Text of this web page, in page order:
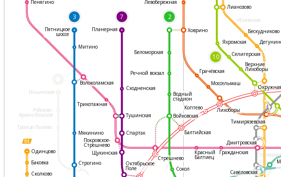
Илимская
Ильинская
Рублево-
Архангельское
Троице-Лыково
Станколит
3 7 2
10
Левобережная
Ховрино
Грачёвская
Моссельмаш
Сокол
Красный
Балтиец
Гражданская
Дмитровская
Коптево Лихоборы
Балтийская
Войковская
Водный
стадион
Сходненская
Трикотажная
Волоколамская
Тушинская
Мякинино
Строгино
Митино
Пенягино
Одинцово
Баковка
Сколково
Пятницкое
шоссе
Планерная
Спартак
Стрешнево
Щукинская
Октябрьское
Поле
Окружная
Бескудниково
Верхние
Лихоборы
Селигерская
Яхромская
Лианозово
Речной вокзал
Беломорская
Тимирязевская
Савёловская
Покровское-
Стрешнево